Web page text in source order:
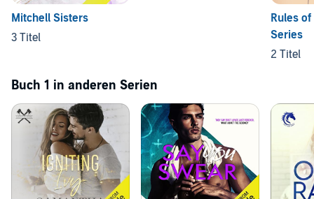
Mitchell Sisters
3 Titel
Rules
Series
2 Titel
Buch 1 in anderen Serien